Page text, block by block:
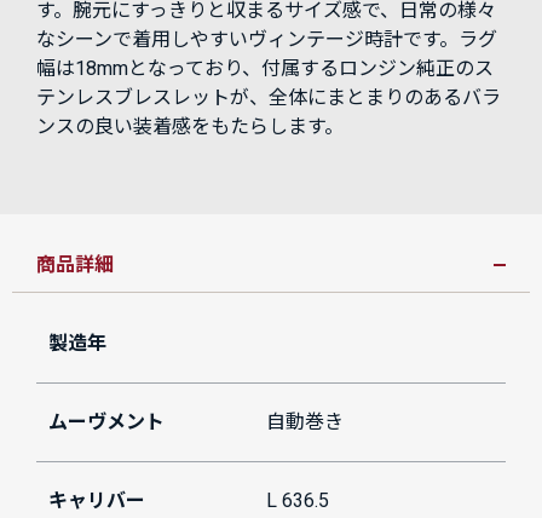
す。腕元にすっきりと収まるサイズ感で、日常の様々
なシーンで着用しやすいヴィンテージ時計です。ラグ
幅は18mmとなっており、付属するロンジン純正のス
テンレスブレスレットが、全体にまとまりのあるバラ
ンスの良い装着感をもたらします。
商品詳細
製造年
ムーヴメント 自動巻き
キャリバー L 636.5